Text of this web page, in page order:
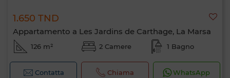
1.650 TND
Appartamento a Les Jardins de Carthage, La Marsa
126 m² 2 Camere 1 Bagno
Contatta Chiama WhatsApp